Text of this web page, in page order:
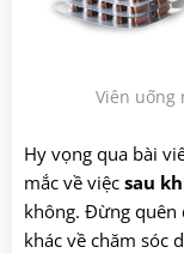
Viên uống
Hy vọng qua bài
mắc về việc sau
không. Đừng quên
khác về chăm sóc